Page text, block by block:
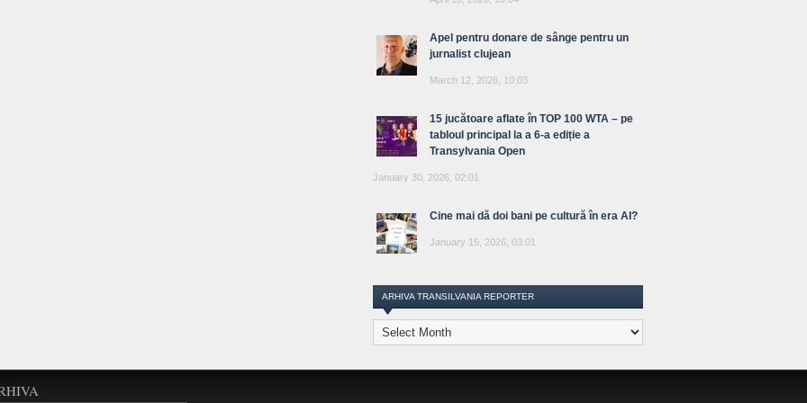
Apel pentru donare de sânge pentru un
jurnalist clujean
March 12, 2026, 10:03
15 jucătoare aflate în TOP 100 WTA – pe
tabloul principal la a 6-a ediție a
Transylvania Open
January 30, 2026, 02:01
Cine mai dă doi bani pe cultură în era AI?
January 15, 2026, 03:01
ARHIVA TRANSILVANIA REPORTER
Arhiva
Transilvania